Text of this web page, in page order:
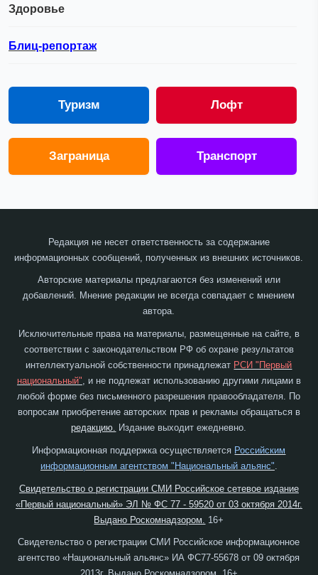
Здоровье
Блиц-репортаж
Туризм Лофт
Заграница Транспорт
Редакция не несет ответственность за содержание
информационных сообщений, полученных из внешних источников.
Авторские материалы предлагаются без изменений или
добавлений. Мнение редакции не всегда совпадает с мнением
автора.
Исключительные права на материалы, размещенные на сайте, в
соответствии с законодательством РФ об охране результатов
интеллектуальной собственности принадлежат РСИ "Первый
национальный", и не подлежат использованию другими лицами в
любой форме без письменного разрешения правообладателя. По
вопросам приобретение авторских прав и рекламы обращаться в
редакцию. Издание выходит ежедневно.
Информационная поддержка осуществляется Российским
информационным агентством "Национальный альянс"
Свидетельство о регистрации СМИ Российское сетевое издание
«Первый национальный» ЭЛ № ФС 77 - 59520 от 03 октября 2014г.
Выдано Роскомнадзором.
16+
Свидетельство о регистрации СМИ Российское информационное
агентство «Национальный альянс» ИА ФС77-55678 от 09 октября